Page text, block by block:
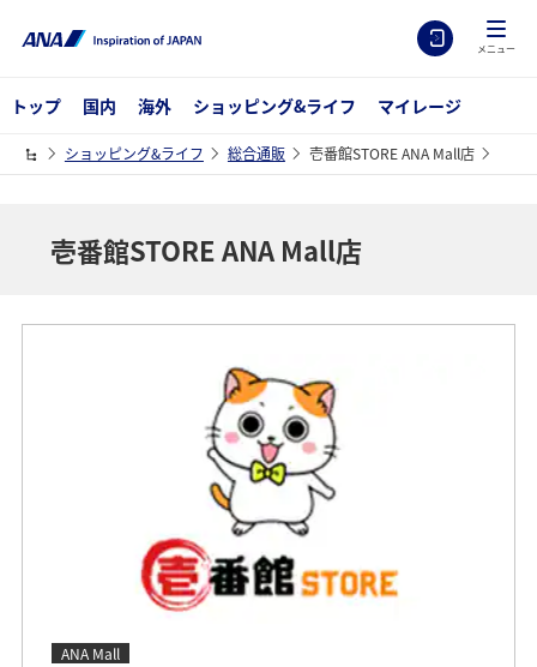
メニュー
トップ 国内 海外 ショッピング&ライフ マイレージ
ショッピング&ライフ 総合通販 壱番館STORE ANA Mall店
壱番館STORE ANA Mall店
ANA Mall